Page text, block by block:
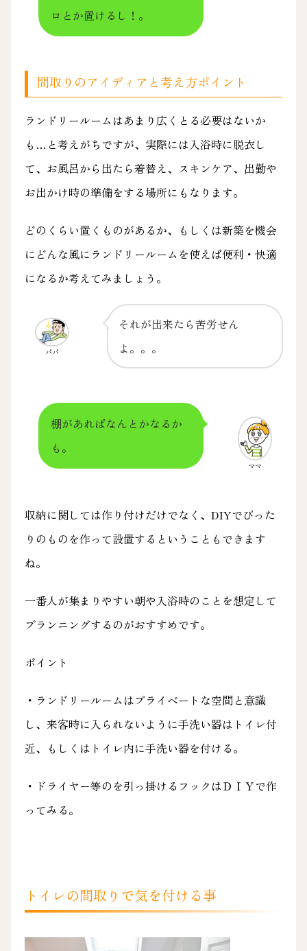
ロとか置けるし！。
間取りのアイディアと考え方ポイント
ランドリールームはあまり広くとる必要はないか
も…と考えがちですが、実際には入浴時に脱衣し
て、お風呂から出たら着替え、スキンケア、出勤や
お出かけ時の準備をする場所にもなります。
どのくらい置くものがあるか、もしくは新築を機会
にどんな風にランドリールームを使えば便利・快適
になるか考えてみましょう。
それが出来たら苦労せん
よ。。。
パパ
棚があればなんとかなるか
も。
ママ
収納に関しては作り付けだけでなく、DIYでぴった
りのものを作って設置するということもできます
ね。
一番人が集まりやすい朝や入浴時のことを想定して
プランニングするのがおすすめです。
ポイント
・ランドリールームはプライベートな空間と意識
し、来客時に入られないように手洗い器はトイレ付
近、もしくはトイレ内に手洗い器を付ける。
・ドライヤー等のを引っ掛けるフックはＤＩＹで作
ってみる。
トイレの間取りで気を付ける事